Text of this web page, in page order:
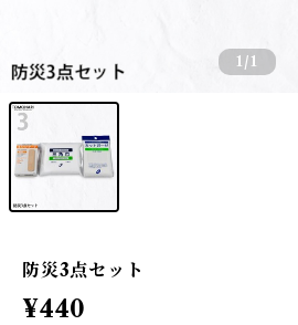
1 /1
防災3点セット
¥440